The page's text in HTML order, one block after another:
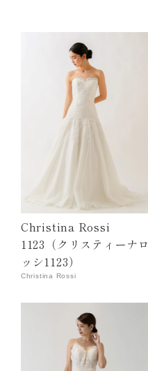
Christina Rossi
1123（クリスティーナロ
ッシ1123）
Christina Rossi